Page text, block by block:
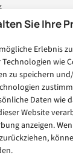
Sie Ihre
Erlebnis
wie
zu speichern
Daten wie
Website
anzeigen.